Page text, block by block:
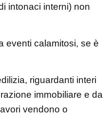
intonaci interni) non
eventi calamitosi, se è
riguardanti interi
immobiliare e da
vendono o